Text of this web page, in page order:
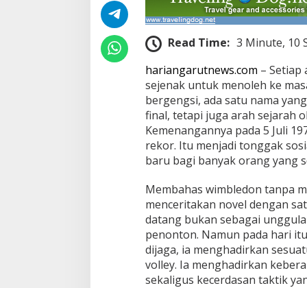
Read Time: 3 Minute, 10
hariangarutnews.com – Setiap
sejenak untuk menoleh ke
bergengsi, ada satu nama
final, tetapi juga arah sejarah
Kemenangannya pada 5 Juli
rekor. Itu menjadi tonggak
baru bagi banyak orang yang
Membahas wimbledon tanpa
menceritakan novel dengan
datang bukan sebagai
penonton. Namun pada hari
dijaga, ia menghadirkan
volley. Ia menghadirkan
sekaligus kecerdasan taktik